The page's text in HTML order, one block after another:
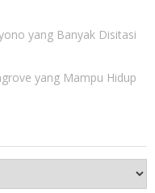
yang Banyak Disitasi
yang Mampu Hidup